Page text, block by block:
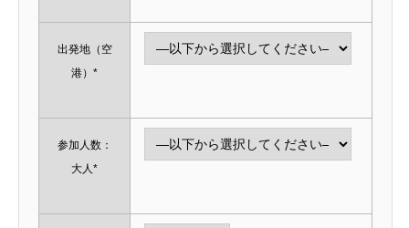
出発地（空
港）*
参加人数：
大人*